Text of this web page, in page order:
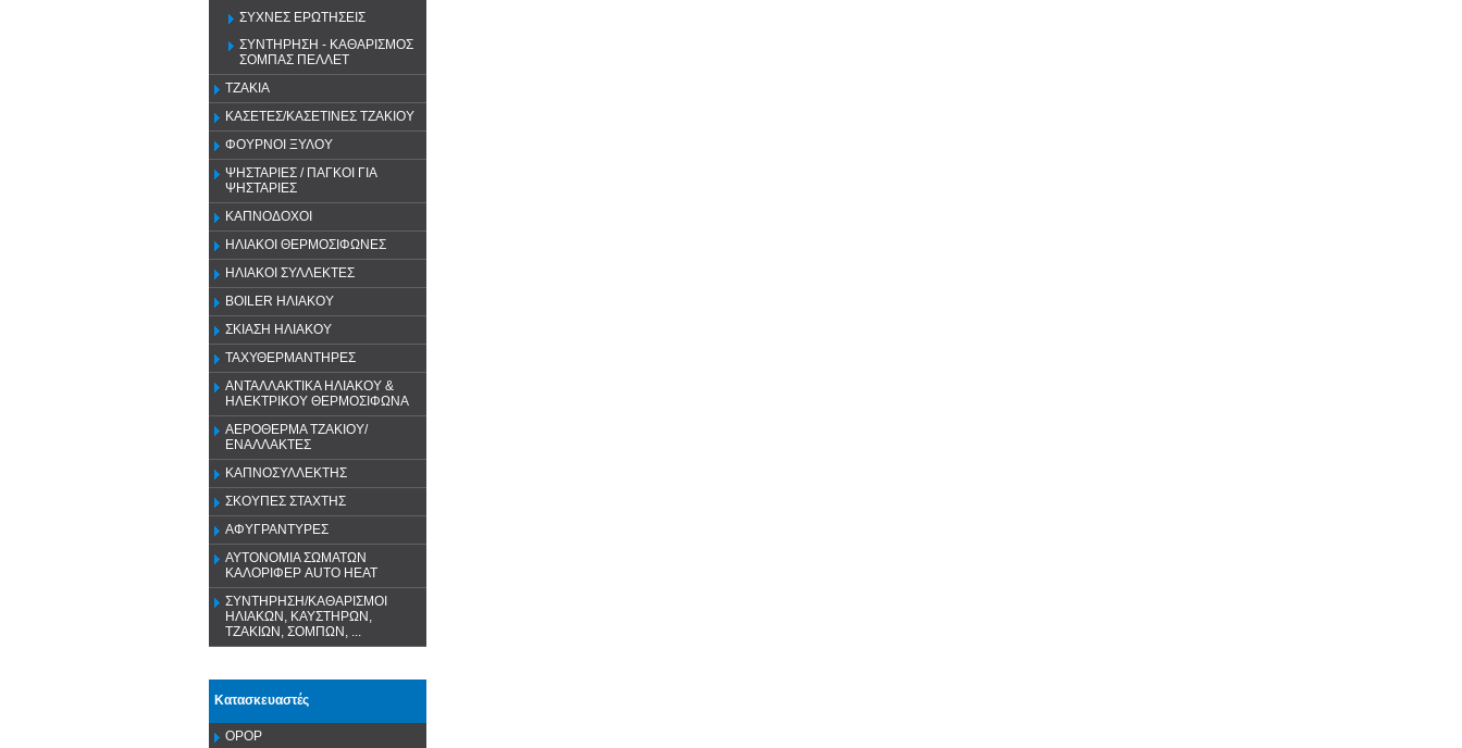
ΣΥΧΝΕΣ ΕΡΩΤΗΣΕΙΣ
ΣΥΝΤΗΡΗΣΗ - ΚΑΘΑΡΙΣΜΟΣ
ΣΟΜΠΑΣ ΠΕΛΛΕΤ
ΤΖΑΚΙΑ
ΚΑΣΕΤΕΣ/ΚΑΣΕΤΙΝΕΣ ΤΖΑΚΙΟΥ
ΦΟΥΡΝΟΙ ΞΥΛΟΥ
ΨΗΣΤΑΡΙΕΣ / ΠΑΓΚΟΙ ΓΙΑ
ΨΗΣΤΑΡΙΕΣ
ΚΑΠΝΟΔΟΧΟΙ
ΗΛΙΑΚΟΙ ΘΕΡΜΟΣΙΦΩΝΕΣ
ΗΛΙΑΚΟΙ ΣΥΛΛΕΚΤΕΣ
BOILER ΗΛΙΑΚΟΥ
ΣΚΙΑΣΗ ΗΛΙΑΚΟΥ
ΤΑΧΥΘΕΡΜΑΝΤΗΡΕΣ
ΑΝΤΑΛΛΑΚΤΙΚΑ ΗΛΙΑΚΟΥ &
ΗΛΕΚΤΡΙΚΟΥ ΘΕΡΜΟΣΙΦΩΝΑ
ΑΕΡΟΘΕΡΜΑ ΤΖΑΚΙΟΥ/
ΕΝΑΛΛΑΚΤΕΣ
ΚΑΠΝΟΣΥΛΛΕΚΤΗΣ
ΣΚΟΥΠΕΣ ΣΤΑΧΤΗΣ
ΑΦΥΓΡΑΝΤΥΡΕΣ
ΑΥΤΟΝΟΜΙΑ ΣΩΜΑΤΩΝ
ΚΑΛΟΡΙΦΕΡ AUTO HEAT
ΣΥΝΤΗΡΗΣΗ/ΚΑΘΑΡΙΣΜΟΙ
ΗΛΙΑΚΩΝ, ΚΑΥΣΤΗΡΩΝ,
ΤΖΑΚΙΩΝ, ΣΟΜΠΩΝ, ...
Κατασκευαστές
OPOP